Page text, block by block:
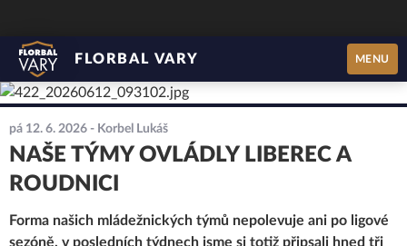
FLORBAL VARY MENU
pá 12. 6. 2026 - Korbel Lukáš
NAŠE TÝMY OVLÁDLY LIBEREC A
ROUDNICI
Forma našich mládežnických týmů nepolevuje ani po ligové
sezóně, v posledních týdnech jsme si totiž připsali hned tři